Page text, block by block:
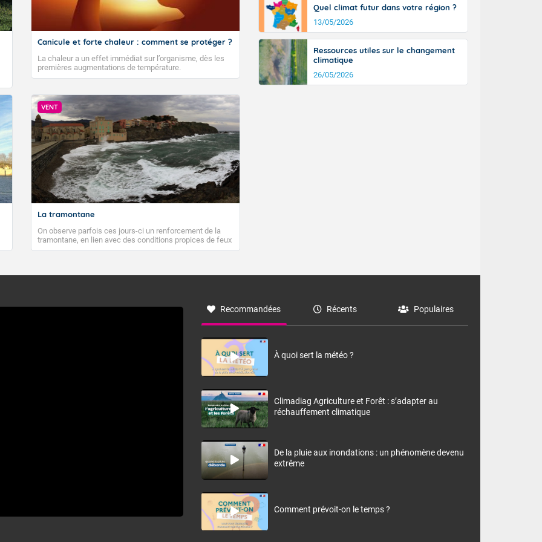
Canicule et forte chaleur : comment se protéger ?
La chaleur a un effet immédiat sur l’organisme, dès les
premières augmentations de température.
VENT
La tramontane
On observe parfois ces jours-ci un renforcement de la
tramontane, en lien avec des conditions propices de feux
de forêt. Mais qu'est-ce que la tramontane ? Quelles sont
à nord-ouest, dans un secteur qui part du Roussillon à la
monts, en allusion aux régions montagneuses d’où
Quel climat futur dans votre région ?
13/05/2026
Ressources utiles sur le changement
climatique
26/05/2026
Recommandées Récents Populaires
À quoi sert la météo ?
Climadiag Agriculture et Forêt : s’adapter au
réchauffement climatique
De la pluie aux inondations : un phénomène devenu
extrême
Comment prévoit-on le temps ?